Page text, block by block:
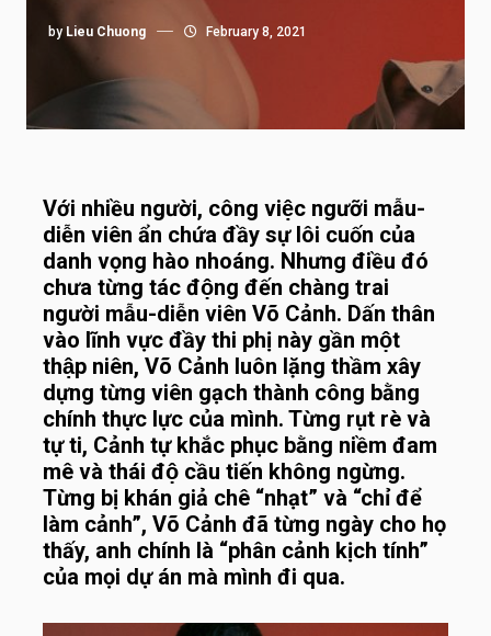
byLieu Chuong February 8, 2021
Với nhiều người, công việc ngưỡi mẫu-
diễn viên ẩn chứa đầy sự lôi cuốn của
danh vọng hào nhoáng. Nhưng điều đó
chưa từng tác động đến chàng trai
người mẫu-diễn viên Võ Cảnh. Dấn thân
vào lĩnh vực đầy thi phị này gần một
thập niên, Võ Cảnh luôn lặng thầm xây
dựng từng viên gạch thành công bằng
chính thực lực của mình. Từng rụt rè và
tự ti, Cảnh tự khắc phục bằng niềm đam
mê và thái độ cầu tiến không ngừng.
Từng bị khán giả chê “nhạt” và “chỉ để
làm cảnh”, Võ Cảnh đã từng ngày cho họ
thấy, anh chính là “phân cảnh kịch tính”
của mọi dự án mà mình đi qua.